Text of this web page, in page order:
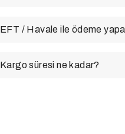
EFT / Havale ile ödeme
Kargo süresi ne kadar?